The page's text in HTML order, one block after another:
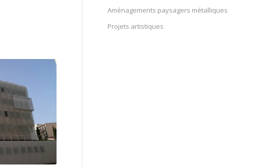
Aménagements paysagers métalliques
Projets artistiques